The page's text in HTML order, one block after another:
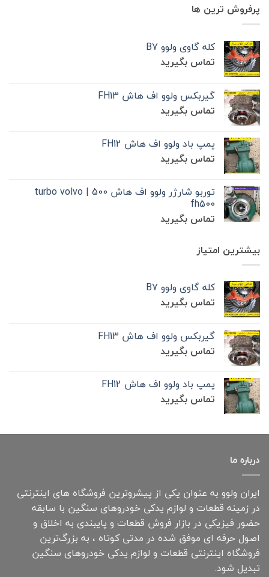
پرفروش ترین ها
کله گاوی ولوو B7
تماس بگیرید
گیربکس ولوو اف هاش FH13
تماس بگیرید
پمپ باد ولوو اف هاش FH12
تماس بگیرید
توربو شارژر ولوو اف هاش 500 | turbo volvo
fh500
تماس بگیرید
بیشترین امتیاز
کله گاوی ولوو B7
تماس بگیرید
گیربکس ولوو اف هاش FH13
تماس بگیرید
پمپ باد ولوو اف هاش FH12
تماس بگیرید
درباره ما
ایران ولوو به عنوان یکی از پیشروترین فروشگاه های اینترنتی
در زمینه قطعات و لوازم یدکی خودروهای سنگین با سابقه
حضور فیزیکی در بازار فروش قطعات و پایبندی به اخلاق و
اصول حرفه ای موفق شده در مدتی کوتاه ، به بزرگ‌ترین
فروشگاه اینترنتی قطعات و لوازم یدکی خودروهای سنگین
تبدیل شود.